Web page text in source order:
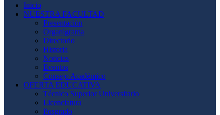
Inicio
NUESTRA FACULTAD
Presentación
Organigrama
Directorio
Historia
Noticias
Eventos
Consejo Académico
OFERTA EDUCATIVA
Técnico Superior Universitario
Licenciatura
Posgrado